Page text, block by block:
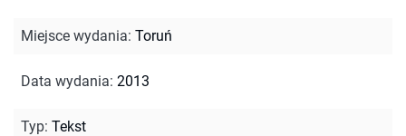
Miejsce wydania: Toruń
Data wydania: 2013
Typ: Tekst